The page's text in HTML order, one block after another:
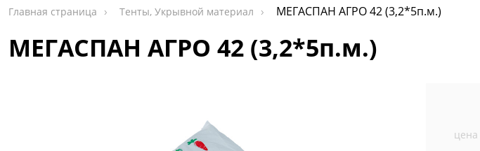
Главная страница Тенты, Укрывной материал МЕГАСПАН АГРО 42 (3,2*5п.м.)
МЕГАСПАН АГРО 42 (3,2*5п.м.)
цена